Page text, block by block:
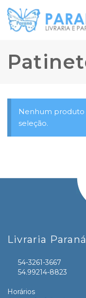
Nenhum produto
seleção.
Livraria Paraná
54-3261-3667
54.99214-8823
Horários